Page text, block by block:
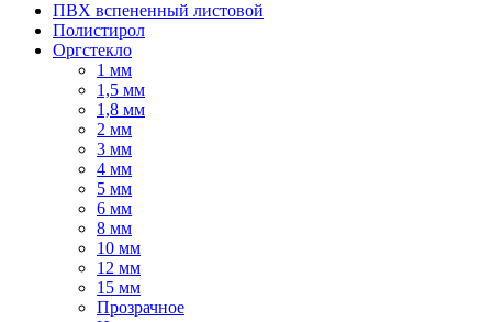
ПВХ вспененный листовой
Полистирол
Оргстекло
1 мм
1,5 мм
1,8 мм
2 мм
3 мм
4 мм
5 мм
6 мм
8 мм
10 мм
12 мм
15 мм
Прозрачное